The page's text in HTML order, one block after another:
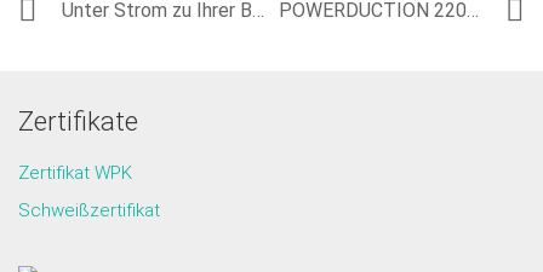
Zertifikate
Zertifikat WPK
Schweißzertifikat